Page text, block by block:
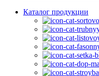
Каталог продукции